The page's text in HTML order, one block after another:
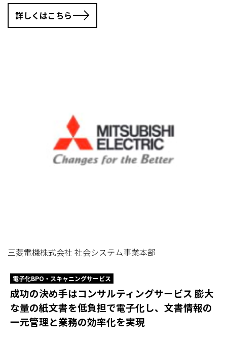
詳しくはこちら
三菱電機株式会社 社会システム事業本部
電子化BPO・スキャニングサービス
成功の決め手はコンサルティングサービス 膨大
な量の紙文書を低負担で電子化し、文書情報の
一元管理と業務の効率化を実現